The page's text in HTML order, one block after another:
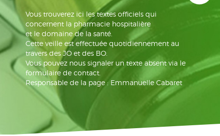
Vous trouverez ici les textes officiels qui
concernent la pharmacie hospitalière
et le domaine de la santé.
Cette veille est effectuée quotidiennement au
travers des JO et des BO.
Vous pouvez nous signaler un texte absent via le
formulaire de contact.
Responsable de la page : Emmanuelle Cabaret